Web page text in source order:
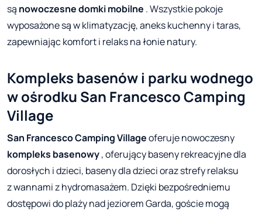
są nowoczesne domki mobilne . Wszystkie pokoje
wyposażone są w klimatyzację, aneks kuchenny i taras,
zapewniając komfort i relaks na łonie natury.
Kompleks basenów i parku wodnego
w ośrodku San Francesco Camping
Village
San Francesco Camping Villageoferuje nowoczesny
kompleks basenowy, oferujący baseny rekreacyjne dla
dorosłych i dzieci, baseny dla dzieci oraz strefy relaksu
z wannami z hydromasażem. Dzięki bezpośredniemu
dostępowi do plaży nad jeziorem Garda, goście mogą